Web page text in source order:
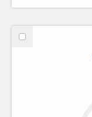
Välj